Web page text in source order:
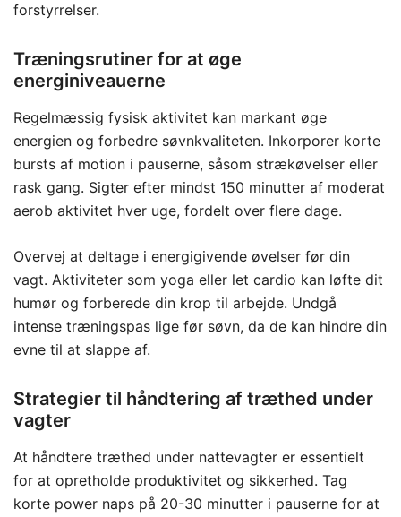
forstyrrelser.
Træningsrutiner for at øge
energiniveauerne
Regelmæssig fysisk aktivitet kan markant øge
energien og forbedre søvnkvaliteten. Inkorporer korte
bursts af motion i pauserne, såsom strækøvelser eller
rask gang. Sigter efter mindst 150 minutter af moderat
aerob aktivitet hver uge, fordelt over flere dage.
Overvej at deltage i energigivende øvelser før din
vagt. Aktiviteter som yoga eller let cardio kan løfte dit
humør og forberede din krop til arbejde. Undgå
intense træningspas lige før søvn, da de kan hindre din
evne til at slappe af.
Strategier til håndtering af træthed under
vagter
At håndtere træthed under nattevagter er essentielt
for at opretholde produktivitet og sikkerhed. Tag
korte power naps på 20-30 minutter i pauserne for at